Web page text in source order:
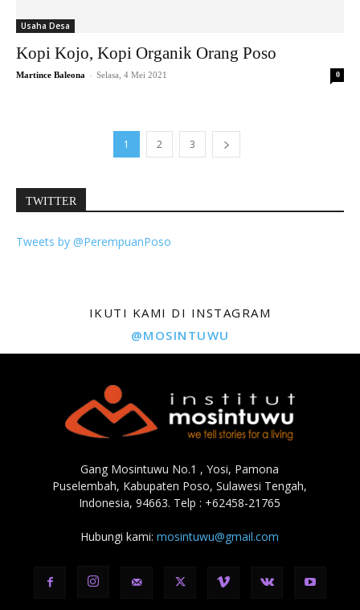
Usaha Desa
Kopi Kojo, Kopi Organik Orang Poso
Martince Baleona - Selasa, 4 Mei 2021 0
1 2 3
TWITTER
Tweets by @PerempuanPoso
IKUTI KAMI DI INSTAGRAM
@MOSINTUWU
Gang Mosintuwu No.1 , Yosi, Pamona
Puselembah, Kabupaten Poso, Sulawesi Tengah,
Indonesia, 94663. Telp : +62458-21765
Hubungi kami:mosintuwu@gmail.com